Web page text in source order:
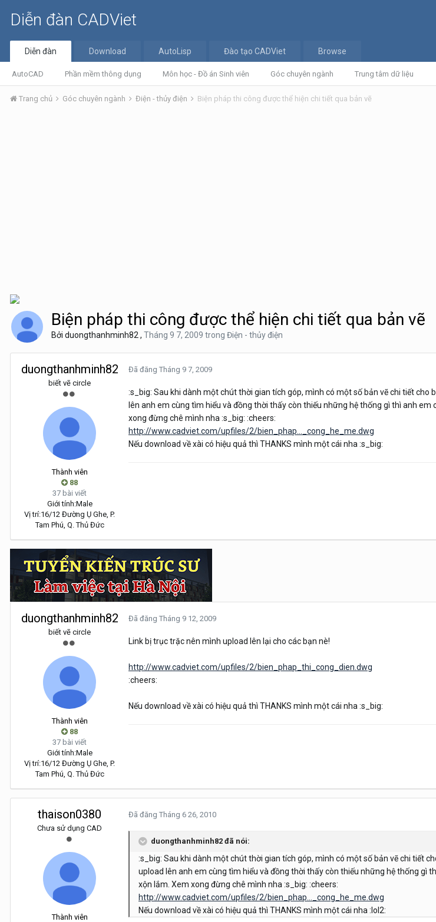
Diễn đàn CADViet
Diễn đàn
AutoCAD Phần mềm thông dụng Môn học - Đồ án Sinh viên Góc chuyên ngành Trung tâm dữ liệu
Download AutoLisp Đào tạo CADViet Browse
Trang chủ Góc chuyên ngành Điện - thủy điện Biện pháp thi công được thể hiện chi tiết qua bản vẽ
Biện pháp thi công được thể hiện chi tiết qua bản vẽ
Bởi duongthanhminh82 , Tháng 9 7, 2009 trong Điện - thủy điện
duongthanhminh82
biết vẽ circle
Thành viên
88
37 bài viết
Giới tính:Male
Vị trí:16/12 Đường Ụ Ghe, P.
Tam Phú, Q. Thủ Đức
Đã đăng Tháng 9 7, 2009
:s_big: Sau khi dành một chút thời gian tích góp, mình có một số bản vẽ chi tiết cho
lên anh em cùng tìm hiểu và đồng thời thấy còn thiếu những hệ thống gì thì anh
xong đừng chê mình nha :s_big: :cheers:
http://www.cadviet.com/upfiles/2/bien_phap..._cong_he_me.dwg
Nếu download về xài có hiệu quả thì THANKS mình một cái nha :s_big:
duongthanhminh82
biết vẽ circle
Thành viên
88
37 bài viết
Giới tính:Male
Vị trí:16/12 Đường Ụ Ghe, P.
Tam Phú, Q. Thủ Đức
Đã đăng Tháng 9 12, 2009
Link bị trục trặc nên mình upload lên lại cho các bạn nè!
http://www.cadviet.com/upfiles/2/bien_phap_thi_cong_dien.dwg
:cheers:
Nếu download về xài có hiệu quả thì THANKS mình một cái nha :s_big:
thaison0380
Chưa sử dụng CAD
Thành viên
Đã đăng Tháng 6 26, 2010
duongthanhminh82 đã nói:
:s_big: Sau khi dành một chút thời gian tích góp, mình có một số bản vẽ chi tiết
upload lên anh em cùng tìm hiểu và đồng thời thấy còn thiếu những hệ thống gì
xộn lắm. Xem xong đừng chê mình nha :s_big: :cheers:
http://www.cadviet.com/upfiles/2/bien_phap..._cong_he_me.dwg
Nếu download về xài có hiệu quả thì THANKS mình một cái nha :lol2: